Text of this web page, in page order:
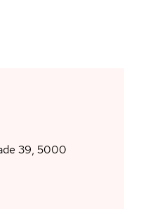
39, 5000